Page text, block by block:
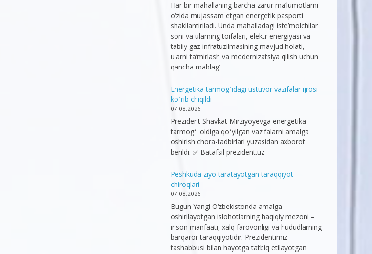
Har bir mahallaning barcha zarur ma’lumotlarni
o‘zida mujassam etgan energetik pasporti
shakllantiriladi. Unda mahalladagi iste’molchilar
soni va ularning toifalari, elektr energiyasi va
tabiiy gaz infratuzilmasining mavjud holati,
ularni ta’mirlash va modernizatsiya qilish uchun
qancha mablag‘
Energetika tarmogʻidagi ustuvor vazifalar ijrosi
koʻrib chiqildi
07.08.2026
Prezident Shavkat Mirziyoyevga energetika
tarmogʻi oldiga qoʻyilgan vazifalarni amalga
oshirish chora-tadbirlari yuzasidan axborot
berildi. ✅ Batafsil prezident.uz
Peshkuda ziyo taratayotgan taraqqiyot
chiroqlari
07.08.2026
Bugun Yangi O‘zbekistonda amalga
oshirilayotgan islohotlarning haqiqiy mezoni –
inson manfaati, xalq farovonligi va hududlarning
barqaror taraqqiyotidir. Prezidentimiz
tashabbusi bilan hayotga tatbiq etilayotgan